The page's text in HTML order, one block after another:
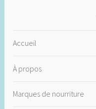
Accueil
À propos
Marques de nourriture